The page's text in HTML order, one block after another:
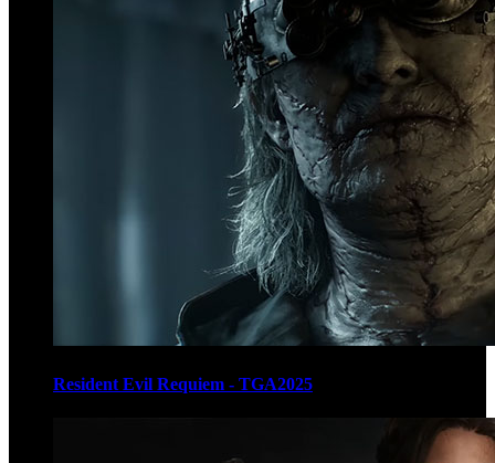
Resident Evil Requiem - TGA2025